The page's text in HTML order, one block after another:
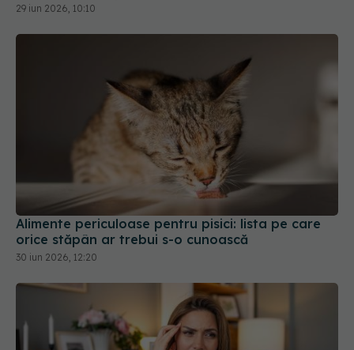
29 iun 2026, 10:10
Alimente periculoase pentru pisici: lista pe care
orice stăpân ar trebui s-o cunoască
30 iun 2026, 12:20